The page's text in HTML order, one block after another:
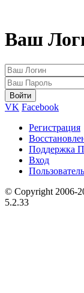
Ваш
VK Facebook
Регистрация
Поддержка
Вход
© Copyright 2006-
5.2.33